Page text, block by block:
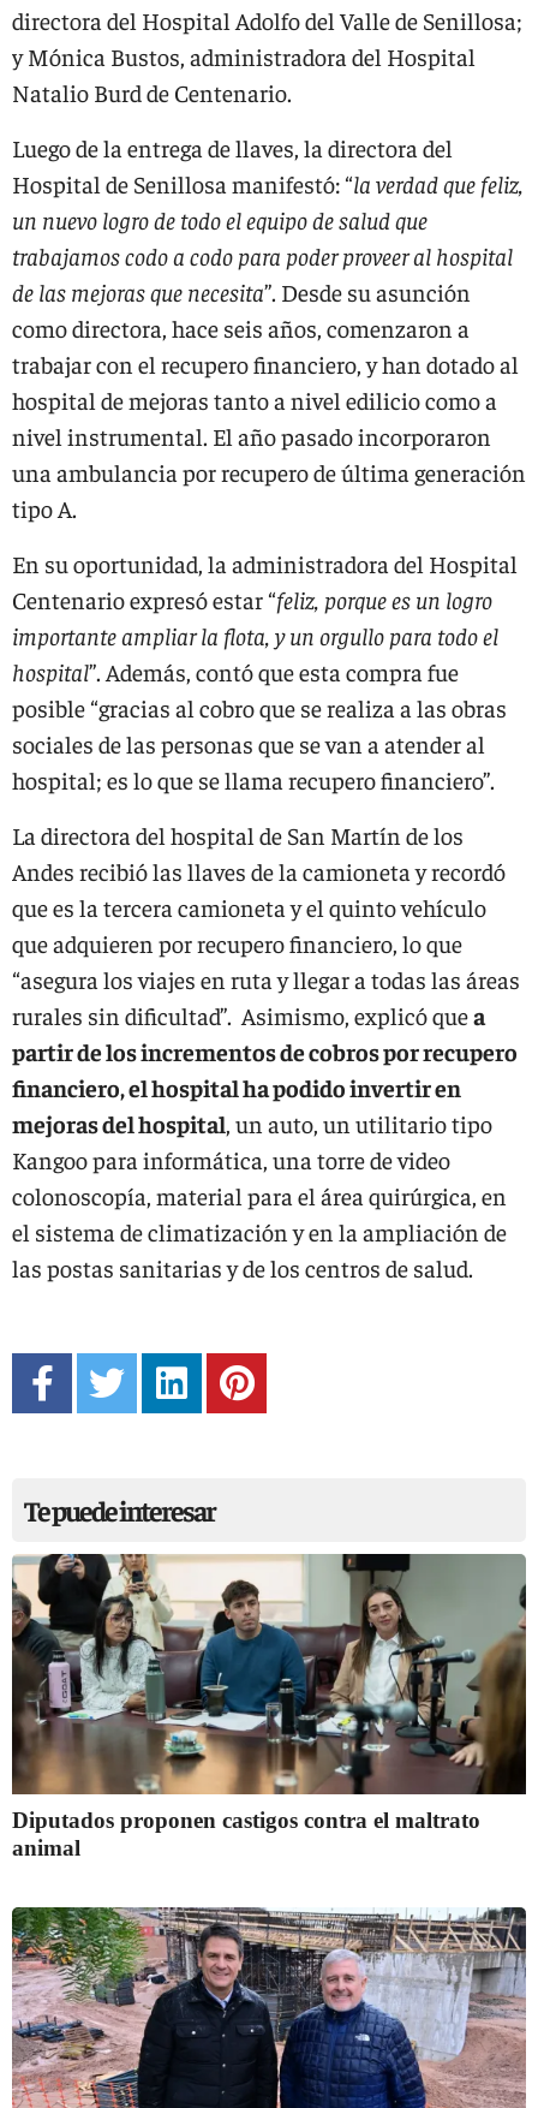
directora del Hospital Adolfo del Valle de Senillosa;
y Mónica Bustos, administradora del Hospital
Natalio Burd de Centenario.
Luego de la entrega de llaves, la directora del
Hospital de Senillosa manifestó: “la verdad que feliz,
un nuevo logro de todo el equipo de salud que
trabajamos codo a codo para poder proveer al hospital
de las mejoras que necesita”. Desde su asunción
como directora, hace seis años, comenzaron a
trabajar con el recupero financiero, y han dotado al
hospital de mejoras tanto a nivel edilicio como a
nivel instrumental. El año pasado incorporaron
una ambulancia por recupero de última generación
tipo A.
En su oportunidad, la administradora del Hospital
Centenario expresó estar “feliz, porque es un logro
importante ampliar la flota, y un orgullo para todo el
hospital”. Además, contó que esta compra fue
posible “gracias al cobro que se realiza a las obras
sociales de las personas que se van a atender al
hospital; es lo que se llama recupero financiero”.
La directora del hospital de San Martín de los
Andes recibió las llaves de la camioneta y recordó
que es la tercera camioneta y el quinto vehículo
que adquieren por recupero financiero, lo que
“asegura los viajes en ruta y llegar a todas las áreas
rurales sin dificultad”. Asimismo, explicó quea
partir de los incrementos de cobros por recupero
financiero, el hospital ha podido invertir en
mejoras del hospital, un auto, un utilitario tipo
Kangoo para informática, una torre de video
colonoscopía, material para el área quirúrgica, en
el sistema de climatización y en la ampliación de
las postas sanitarias y de los centros de salud.
Te puede interesar
Diputados proponen castigos contra el maltrato
animal